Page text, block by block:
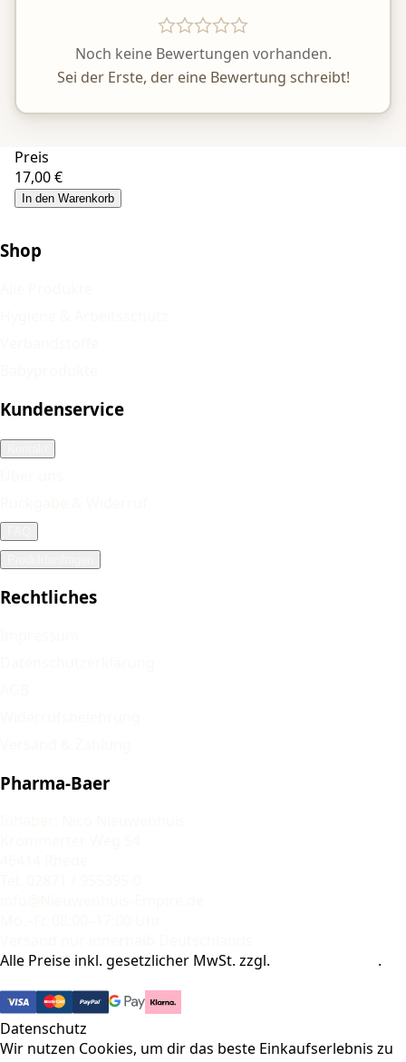
Noch keine Bewertungen vorhanden.
Sei der Erste, der eine Bewertung schreibt!
Preis
17,00 €
In den Warenkorb
Shop
Kundenservice
Rechtliches
Pharma-Baer
Alle Preise inkl. gesetzlicher MwSt. zzgl.
.
Datenschutz
Wir nutzen Cookies, um dir das beste Einkaufserlebnis zu